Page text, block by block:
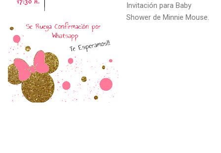
Invitación para Baby
Shower de Minnie Mouse.